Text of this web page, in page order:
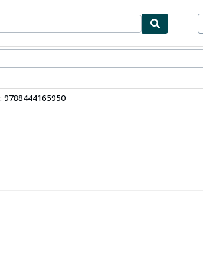
9788444165950